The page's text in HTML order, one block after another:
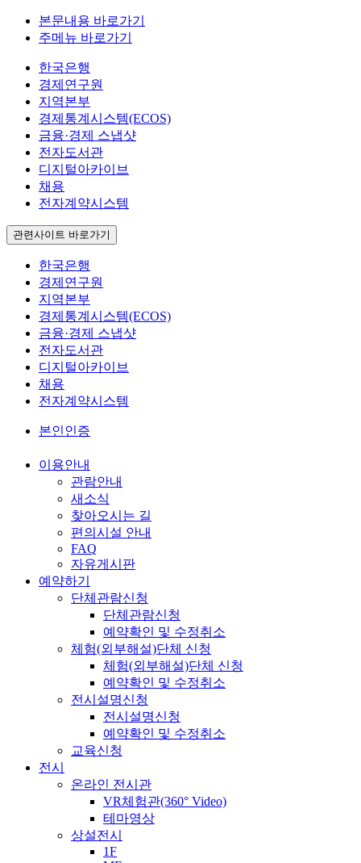
본문내용 바로가기
주메뉴 바로가기
한국은행
경제연구원
지역본부
경제통계시스템(ECOS)
금융·경제 스냅샷
전자도서관
디지털아카이브
채용
전자계약시스템
관련사이트 바로가기
한국은행
경제연구원
지역본부
경제통계시스템(ECOS)
금융·경제 스냅샷
전자도서관
디지털아카이브
채용
전자계약시스템
본인인증
이용안내
관람안내
새소식
찾아오시는 길
편의시설 안내
FAQ
자유게시판
예약하기
단체관람신청
단체관람신청
예약확인 및 수정취소
체험(외부해설)단체 신청
체험(외부해설)단체 신청
예약확인 및 수정취소
전시설명신청
전시설명신청
예약확인 및 수정취소
교육신청
전시
온라인 전시관
VR체험관(360° Video)
테마영상
상설전시
1F